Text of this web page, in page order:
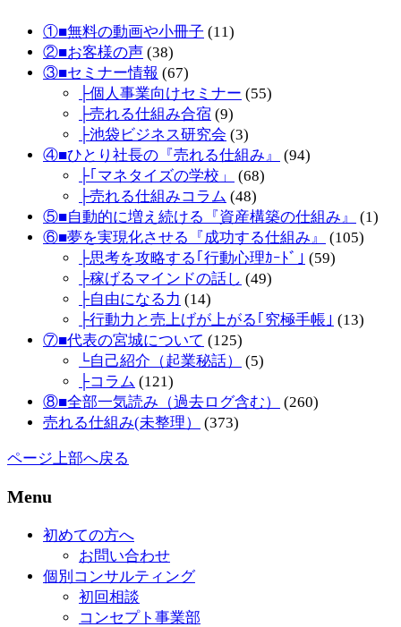
①■無料の動画や小冊子 (11)
②■お客様の声 (38)
③■セミナー情報 (67)
├個人事業向けセミナー (55)
├売れる仕組み合宿 (9)
├池袋ビジネス研究会 (3)
④■ひとり社長の『売れる仕組み』
(94)
├｢マネタイズの学校」
(68)
├売れる仕組みコラム (48)
⑤■自動的に増え続ける『資産構築の仕組み』
(1)
⑥■夢を実現化させる『成功する仕組み』
(105)
├思考を攻略する｢行動心理ｶｰﾄﾞ｣ (59)
├稼げるマインドの話し (49)
├自由になる力 (14)
├行動力と売上げが上がる｢究極手帳｣ (13)
⑦■代表の宮城について (125)
└自己紹介（起業秘話）
(5)
├コラム (121)
⑧■全部一気読み（過去ログ含む）
(260)
売れる仕組み(未整理）
(373)
ページ上部へ戻る
Menu
初めての方へ
お問い合わせ
個別コンサルティング
初回相談
コンセプト事業部